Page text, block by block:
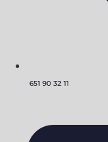
651 90 32 11